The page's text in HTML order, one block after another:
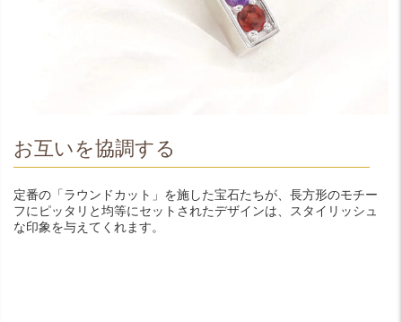
お互いを協調する
定番の「ラウンドカット」を施した宝石たちが、長方形のモチー
フにピッタリと均等にセットされたデザインは、スタイリッシュ
な印象を与えてくれます。